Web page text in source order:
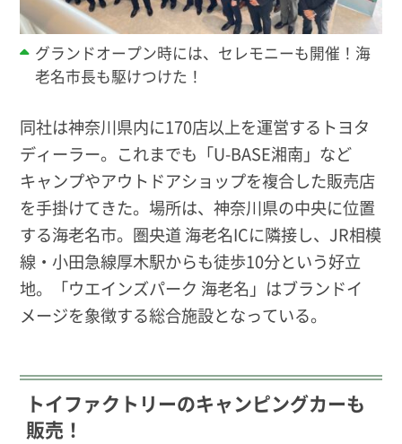
グランドオープン時には、セレモニーも開催！海
老名市長も駆けつけた！
同社は神奈川県内に170店以上を運営するトヨタ
ディーラー。これまでも「U-BASE湘南」など
キャンプやアウトドアショップを複合した販売店
を手掛けてきた。場所は、神奈川県の中央に位置
する海老名市。圏央道 海老名ICに隣接し、JR相模
線・小田急線厚木駅からも徒歩10分という好立
地。「ウエインズパーク 海老名」はブランドイ
メージを象徴する総合施設となっている。
トイファクトリーのキャンピングカーも
販売！